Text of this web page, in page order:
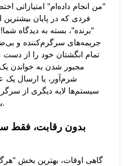
"من انجام داده‌ام" امتیازاتی
فردی که در پایان بیشترین
"برنده"، بسته به دیدگاه
جریمه‌های سرگرم‌کننده و
تمام انگشتان خود را از دست
مجبور شدن به خواندن
شرم‌آور، یا ارسال یک
سیستم‌ها لایه دیگری از
بازی شما اضافه می‌کنند.
بدون رقابت، فقط
گاهی اوقات، بهترین بخش